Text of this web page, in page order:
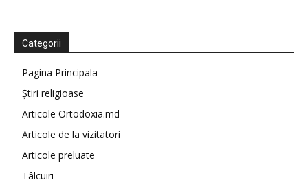
Categorii
Pagina Principala
Știri religioase
Articole Ortodoxia.md
Articole de la vizitatori
Articole preluate
Tâlcuiri